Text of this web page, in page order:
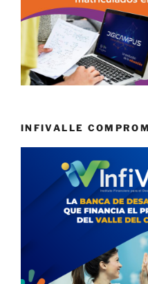
INFIVALLE